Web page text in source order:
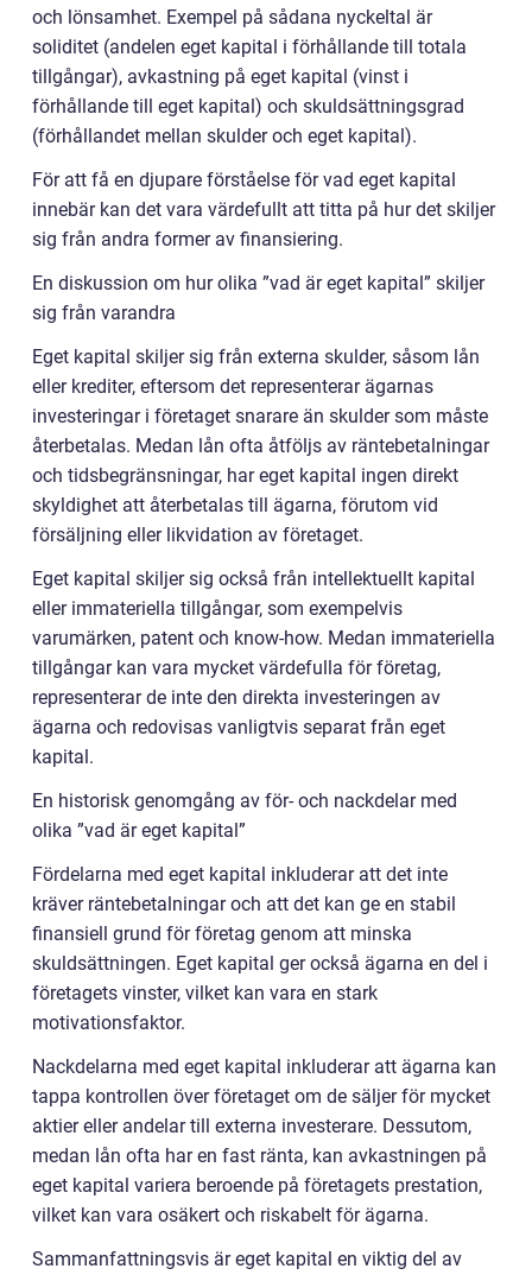
och lönsamhet. Exempel på sådana nyckeltal är
soliditet (andelen eget kapital i förhållande till totala
tillgångar), avkastning på eget kapital (vinst i
förhållande till eget kapital) och skuldsättningsgrad
(förhållandet mellan skulder och eget kapital).
För att få en djupare förståelse för vad eget kapital
innebär kan det vara värdefullt att titta på hur det skiljer
sig från andra former av finansiering.
En diskussion om hur olika ”vad är eget kapital” skiljer
sig från varandra
Eget kapital skiljer sig från externa skulder, såsom lån
eller krediter, eftersom det representerar ägarnas
investeringar i företaget snarare än skulder som måste
återbetalas. Medan lån ofta åtföljs av räntebetalningar
och tidsbegränsningar, har eget kapital ingen direkt
skyldighet att återbetalas till ägarna, förutom vid
försäljning eller likvidation av företaget.
Eget kapital skiljer sig också från intellektuellt kapital
eller immateriella tillgångar, som exempelvis
varumärken, patent och know-how. Medan immateriella
tillgångar kan vara mycket värdefulla för företag,
representerar de inte den direkta investeringen av
ägarna och redovisas vanligtvis separat från eget
kapital.
En historisk genomgång av för- och nackdelar med
olika ”vad är eget kapital”
Fördelarna med eget kapital inkluderar att det inte
kräver räntebetalningar och att det kan ge en stabil
finansiell grund för företag genom att minska
skuldsättningen. Eget kapital ger också ägarna en del i
företagets vinster, vilket kan vara en stark
motivationsfaktor.
Nackdelarna med eget kapital inkluderar att ägarna kan
tappa kontrollen över företaget om de säljer för mycket
aktier eller andelar till externa investerare. Dessutom,
medan lån ofta har en fast ränta, kan avkastningen på
eget kapital variera beroende på företagets prestation,
vilket kan vara osäkert och riskabelt för ägarna.
Sammanfattningsvis är eget kapital en viktig del av